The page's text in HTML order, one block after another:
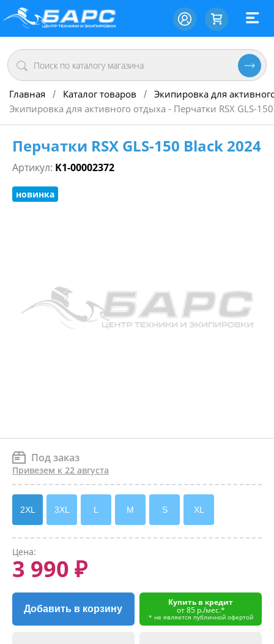
Главная / Каталог товаров / Экипировка для
Экипировка для активного отдыха - Перчатки RSX GLS-
Перчатки RSX GLS-150 Black 2024
Артикул: K1-00002372
новинка
Под заказ
Привезем к 22 августа
2XL 3XL L M S XL
Цена:
3 990 ₽
Добавить в корзину
Купить в кредит
от 85 р./мес.*
* не является публичной офертой